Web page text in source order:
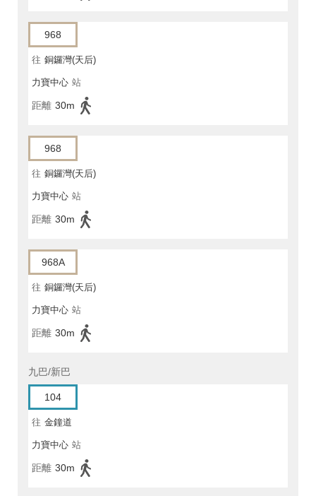
968
往 銅鑼灣(天后)
力寶中心 站
距離 30m
968
往 銅鑼灣(天后)
力寶中心 站
距離 30m
968A
往 銅鑼灣(天后)
力寶中心 站
距離 30m
九巴/新巴
104
往 金鐘道
力寶中心 站
距離 30m